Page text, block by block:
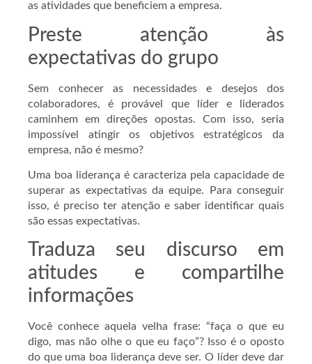
as atividades que beneficiem a empresa.
Preste atenção às
expectativas do grupo
Sem conhecer as necessidades e desejos dos
colaboradores, é provável que líder e liderados
caminhem em direções opostas. Com isso, seria
impossível atingir os objetivos estratégicos da
empresa, não é mesmo?
Uma boa liderança é caracteriza pela capacidade de
superar as expectativas da equipe. Para conseguir
isso, é preciso ter atenção e saber identificar quais
são essas expectativas.
Traduza seu discurso em
atitudes e compartilhe
informações
Você conhece aquela velha frase: “faça o que eu
digo, mas não olhe o que eu faço”? Isso é o oposto
do que uma boa liderança deve ser. O líder deve dar